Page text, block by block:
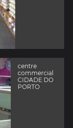
centre
commercial
CIDADE DO
PORTO